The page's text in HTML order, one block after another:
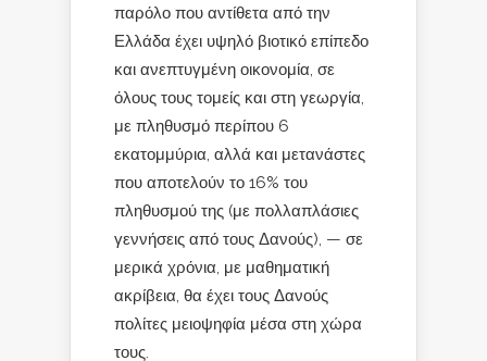
παρόλο που αντίθετα από την
Ελλάδα έχει υψηλό βιοτικό επίπεδο
και ανεπτυγμένη οικονομία, σε
όλους τους τομείς και στη γεωργία,
με πληθυσμό περίπου 6
εκατομμύρια, αλλά και μετανάστες
που αποτελούν το 16% του
πληθυσμού της (με πολλαπλάσιες
γεννήσεις από τους Δανούς), — σε
μερικά χρόνια, με μαθηματική
ακρίβεια, θα έχει τους Δανούς
πολίτες μειοψηφία μέσα στη χώρα
τους.